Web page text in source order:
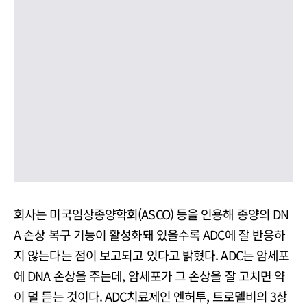
회사는 미국임상종양학회(ASCO) 등을 인용해 종양의 DN
A 손상 복구 기능이 활성화돼 있을수록 ADC에 잘 반응하
지 않는다는 점이 보고되고 있다고 밝혔다. ADC는 암세포
에 DNA 손상을 주는데, 암세포가 그 손상을 잘 고치면 약
이 덜 듣는 것이다. ADC치료제인 엔허투, 트로델비의 3상